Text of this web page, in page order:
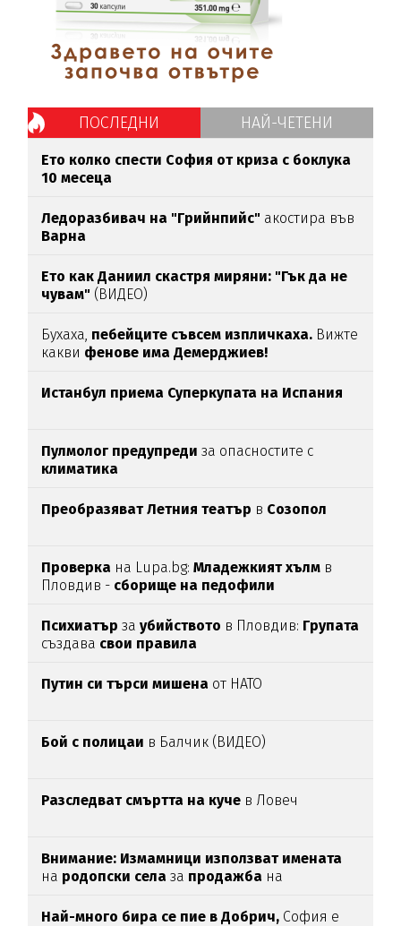
ПОСЛЕДНИ НАЙ-ЧЕТЕНИ
Ето колко спести София от криза с боклука
10 месеца
Ледоразбивач на "Грийнпийс" акостира във
Варна
Ето как Даниил скастря миряни: "Гък да не
чувам" (ВИДЕО)
Бухаха, пебейците съвсем изпличкаха. Вижте
какви фенове има Демерджиев!
Истанбул приема Суперкупата на Испания
Пулмолог предупреди за опасностите с
климатика
Преобразяват Летния театър в Созопол
Проверка на Lupa.bg:Младежкият хълм в
Пловдив - сборище на педофили
Психиатър заубийството в Пловдив: Групата
създава свои правила
Путин си търси мишена от НАТО
Бой с полицаи в Балчик (ВИДЕО)
Разследват смъртта на куче в Ловеч
Внимание: Измамници използват имената
на родопски села за продажба на
Най-много бира се пие в Добрич, София е